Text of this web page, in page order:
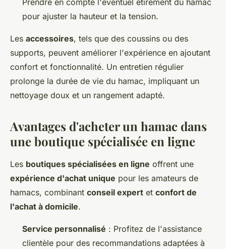
Prendre en compte l'éventuel étirement du hamac
pour ajuster la hauteur et la tension.
Les accessoires, tels que des coussins ou des
supports, peuvent améliorer l'expérience en ajoutant
confort et fonctionnalité. Un entretien régulier
prolonge la durée de vie du hamac, impliquant un
nettoyage doux et un rangement adapté.
Avantages d'acheter un hamac dans
une boutique spécialisée en ligne
Les boutiques spécialisées en ligne offrent une
expérience d'achat unique pour les amateurs de
hamacs, combinant conseil expert et confort de
l'achat à domicile.
Service personnalisé : Profitez de l'assistance
clientèle pour des recommandations adaptées à